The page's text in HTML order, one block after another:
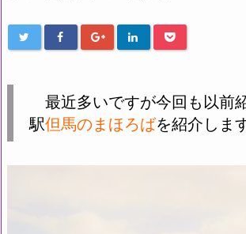
最近多いですが今回も以前
駅但馬のまほろばを紹介しま